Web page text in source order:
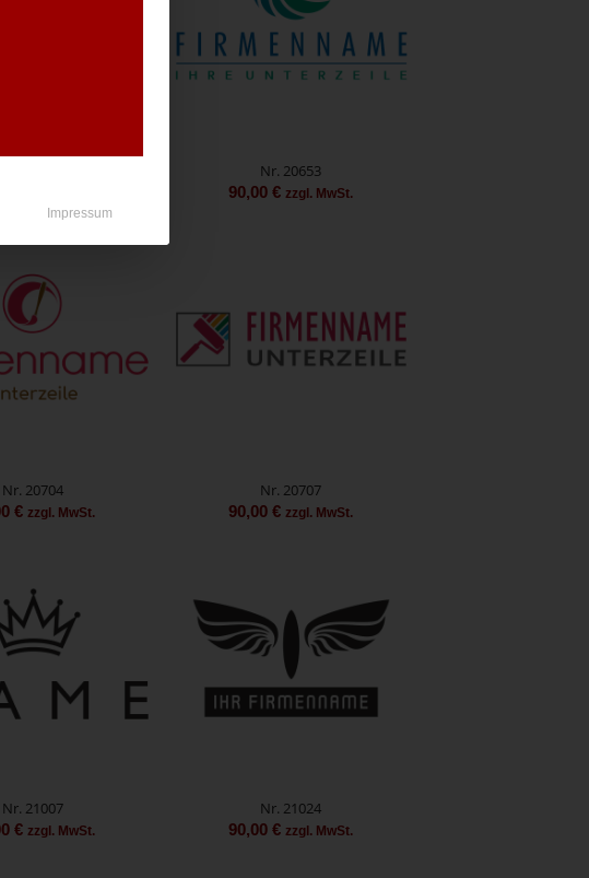
Nr. 20653
90,00€ zzgl. MwSt.
Nr. 20704
€ zzgl. MwSt.
Nr. 20707
90,00€ zzgl. MwSt.
Nr. 21007
€ zzgl. MwSt.
Nr. 21024
90,00€ zzgl. MwSt.
Impressum